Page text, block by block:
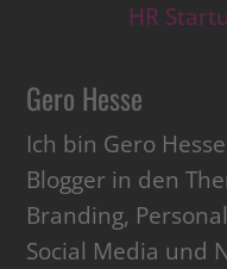
HR
Gero Hesse
Ich bin Gero
Blogger in den
Branding,
Social Media und